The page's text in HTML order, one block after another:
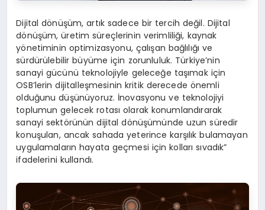
Dijital dönüşüm, artık sadece bir tercih değil. Dijital
dönüşüm, üretim süreçlerinin verimliliği, kaynak
yönetiminin optimizasyonu, çalışan bağlılığı ve
sürdürülebilir büyüme için zorunluluk. Türkiye’nin
sanayi gücünü teknolojiyle geleceğe taşımak için
OSB’lerin dijitalleşmesinin kritik derecede önemli
olduğunu düşünüyoruz. İnovasyonu ve teknolojiyi
toplumun gelecek rotası olarak konumlandırarak
sanayi sektörünün dijital dönüşümünde uzun süredir
konuşulan, ancak sahada yeterince karşılık bulamayan
uygulamaların hayata geçmesi için kolları sıvadık”
ifadelerini kullandı.